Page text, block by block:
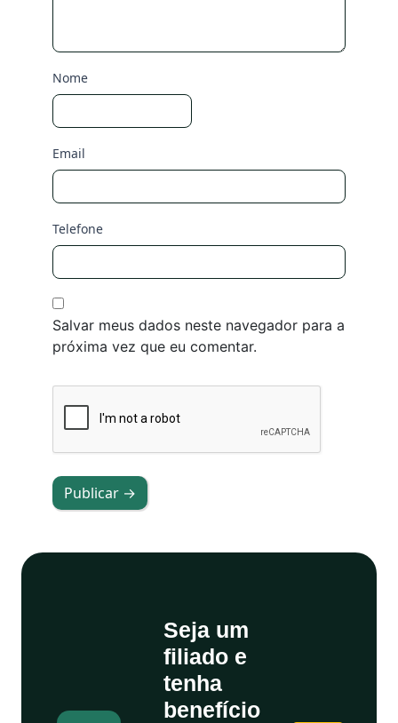
Nome
Email
Telefone
Salvar meus dados neste navegador para a
próxima vez que eu comentar.
Publicar →
Seja um
filiado e
tenha
benefício